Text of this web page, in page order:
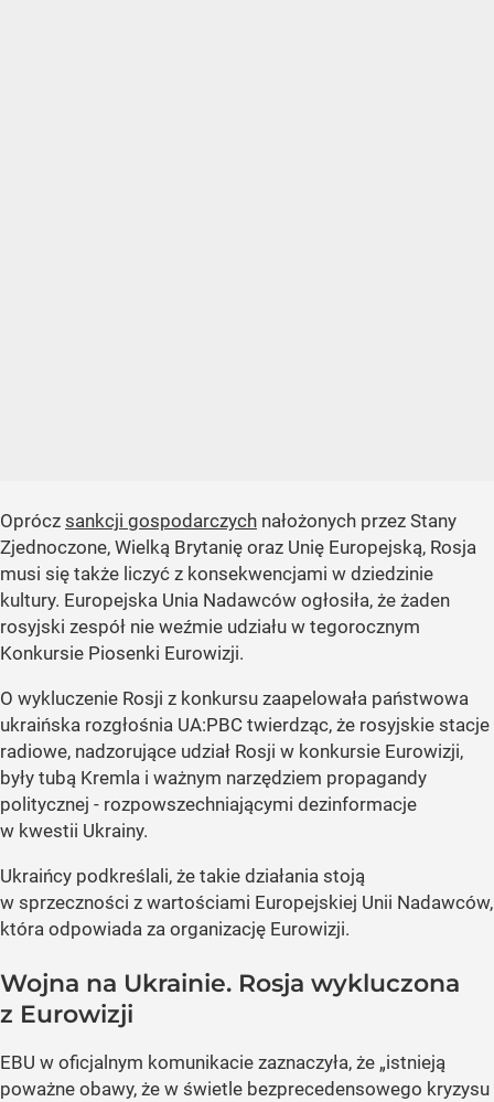
Oprócz sankcji gospodarczych nałożonych przez Stany
Zjednoczone, Wielką Brytanię oraz Unię Europejską, Rosja
musi się także liczyć z konsekwencjami w dziedzinie
kultury. Europejska Unia Nadawców ogłosiła, że żaden
rosyjski zespół nie weźmie udziału w tegorocznym
Konkursie Piosenki Eurowizji.
O wykluczenie Rosji z konkursu zaapelowała państwowa
ukraińska rozgłośnia UA:PBC twierdząc, że rosyjskie stacje
radiowe, nadzorujące udział Rosji w konkursie Eurowizji,
były tubą Kremla i ważnym narzędziem propagandy
politycznej - rozpowszechniającymi dezinformacje
w kwestii Ukrainy.
Ukraińcy podkreślali, że takie działania stoją
w sprzeczności z wartościami Europejskiej Unii Nadawców,
która odpowiada za organizację Eurowizji.
Wojna na Ukrainie. Rosja wykluczona
z Eurowizji
EBU w oficjalnym komunikacie zaznaczyła, że „istnieją
poważne obawy, że w świetle bezprecedensowego kryzysu